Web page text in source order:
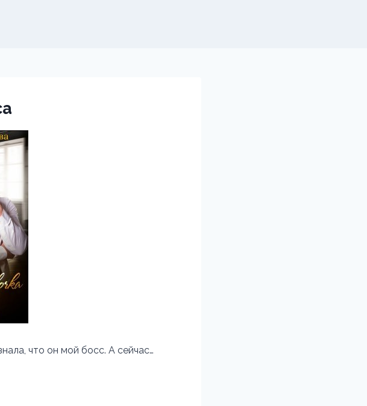
что он мой босс. А сейчас…